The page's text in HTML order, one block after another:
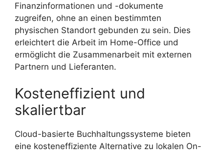
Finanzinformationen und -dokumente
zugreifen, ohne an einen bestimmten
physischen Standort gebunden zu sein. Dies
erleichtert die Arbeit im Home-Office und
ermöglicht die Zusammenarbeit mit externen
Partnern und Lieferanten.
Kosteneffizient und
skaliertbar
Cloud-basierte Buchhaltungssysteme bieten
eine kosteneffiziente Alternative zu lokalen On-